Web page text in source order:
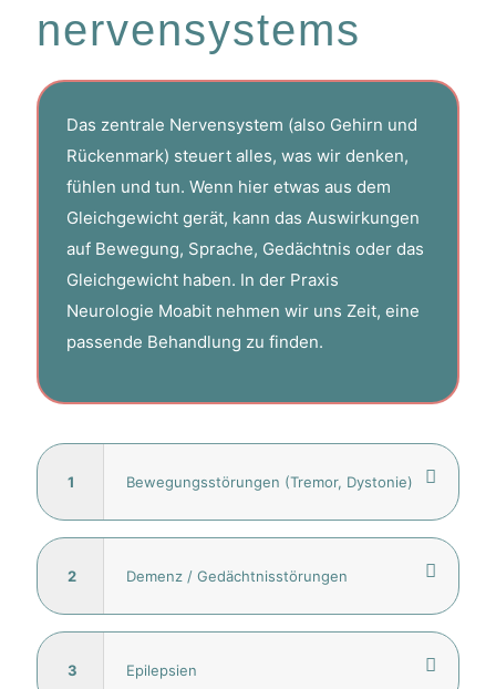
nervensystems
Das zentrale Nervensystem (also Gehirn und
Rückenmark) steuert alles, was wir denken,
fühlen und tun. Wenn hier etwas aus dem
Gleichgewicht gerät, kann das Auswirkungen
auf Bewegung, Sprache, Gedächtnis oder das
Gleichgewicht haben. In der Praxis
Neurologie Moabit nehmen wir uns Zeit, eine
passende Behandlung zu finden.
1 Bewegungsstörungen (Tremor, Dystonie)
2 Demenz / Gedächtnisstörungen
3 Epilepsien